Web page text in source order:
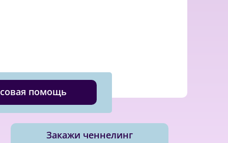
помощь
Закажи ченнелинг